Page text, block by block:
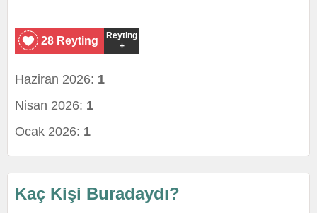
28 Reyting
Reyting
+
Haziran 2026: 1
Nisan 2026: 1
Ocak 2026: 1
Kaç Kişi Buradaydı?